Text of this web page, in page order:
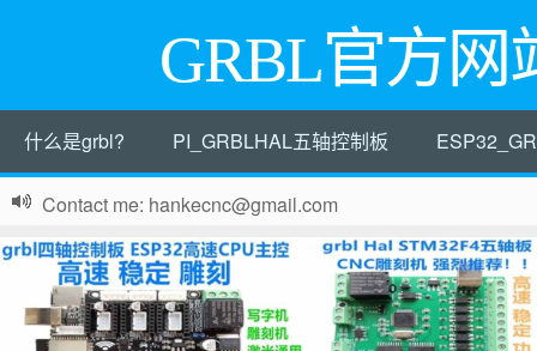
GRBL官方网
什么是grbl? PI_GRBLHAL五轴控制板
Contact me: hankecnc@gmail.com